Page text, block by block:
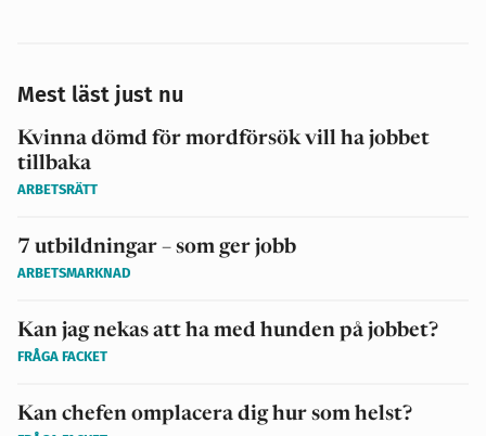
Mest läst just nu
Kvinna dömd för mordförsök vill ha jobbet
tillbaka
ARBETSRÄTT
7 utbildningar – som ger jobb
ARBETSMARKNAD
Kan jag nekas att ha med hunden på jobbet?
FRÅGA FACKET
Kan chefen omplacera dig hur som helst?